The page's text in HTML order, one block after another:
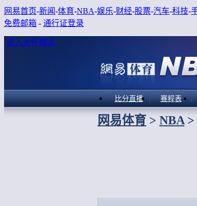
网易首页-新闻-体育-NBA-娱乐-财经-股票-汽车-科技-
免费邮箱 - 通行证登录
进入关怀模式
比分直播 赛程表
网易体育 > NBA >